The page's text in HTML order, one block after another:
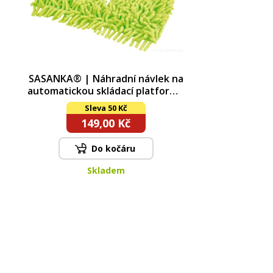
SASANKA® | Náhradní návlek na
automatickou skládací platformu
| zelený | 34 × 14 cm
Sleva 50 Kč
149,00 Kč
Do kočáru
Skladem